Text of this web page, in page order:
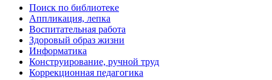
Поиск по библиотеке
Аппликация, лепка
Воспитательная работа
Здоровый образ жизни
Информатика
Конструирование, ручной труд
Коррекционная педагогика